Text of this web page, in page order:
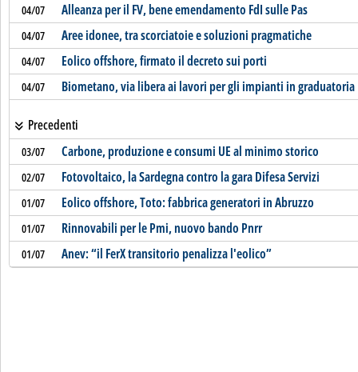
04/07 Alleanza per il FV, bene emendamento FdI sulle Pas
04/07 Aree idonee, tra scorciatoie e soluzioni pragmatiche
04/07 Eolico offshore, firmato il decreto sui porti
04/07 Biometano, via libera ai lavori per gli impianti in graduatoria
Precedenti
03/07 Carbone, produzione e consumi UE al minimo storico
02/07 Fotovoltaico, la Sardegna contro la gara Difesa Servizi
01/07 Eolico offshore, Toto: fabbrica generatori in Abruzzo
01/07 Rinnovabili per le Pmi, nuovo bando Pnrr
01/07 Anev: “il FerX transitorio penalizza l'eolico”